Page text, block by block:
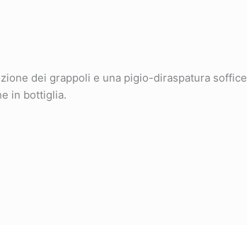
dei grappoli e una pigio-diraspatura soffice
in bottiglia.